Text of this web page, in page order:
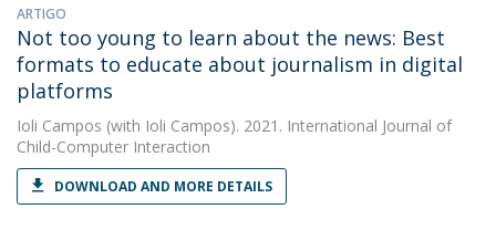
ARTIGO
Not too young to learn about the news: Best
formats to educate about journalism in digital
platforms
Ioli Campos (with Ioli Campos). 2021. International Journal of
Child-Computer Interaction
DOWNLOAD AND MORE DETAILS